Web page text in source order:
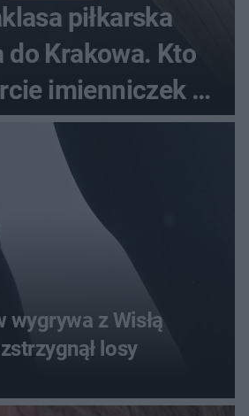
piłkarska
do Krakowa. Kto
imienniczek na
stadionie
wygrywa z Wisłą
losy